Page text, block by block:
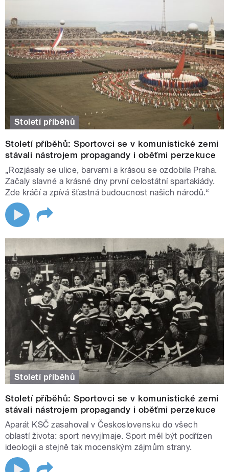
Století příběhů
Století příběhů: Sportovci se v komunistické zemi
stávali nástrojem propagandy i oběťmi perzekuce
„Rozjásaly se ulice, barvami a krásou se ozdobila Praha.
Začaly slavné a krásné dny první celostátní spartakiády.
Zde kráčí a zpívá šťastná budoucnost našich národů.“
Století příběhů
Století příběhů: Sportovci se v komunistické zemi
stávali nástrojem propagandy i oběťmi perzekuce
Aparát KSČ zasahoval v Československu do všech
oblastí života: sport nevyjímaje. Sport měl být podřízen
ideologii a stejně tak mocenským zájmům strany.